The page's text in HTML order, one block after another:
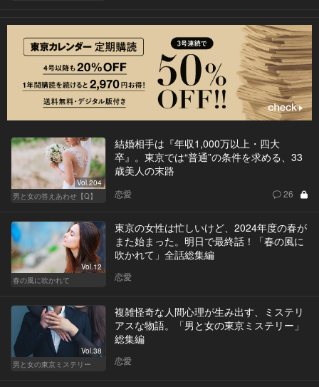
Vol.204
男と女の答えあわせ【Q】
結婚相手は『年収1,000万以上・四大
卒』。東京では“普通”の条件を求める、33
歳美人の末路
恋愛 26
Vol.12
春の風に吹かれて
東京の女性は忙しいけど、2024年度の春が
また始まった。明日で最終話！「春の風に
吹かれて」全話総集編
恋愛
Vol.38
男と女の東京ミステリー
複雑怪奇な人間心理が生み出す、ミステリ
アスな物語。「男と女の東京ミステリー」
総集編
恋愛